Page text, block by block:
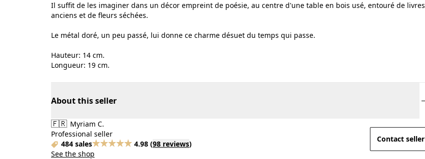
Il suffit de les imaginer dans un décor empreint de poésie, au centre d'une table en bois usé, entouré de livres
anciens et de fleurs séchées.
Le métal doré, un peu passé, lui donne ce charme désuet du temps qui passe.
Hauteur: 14 cm.
Longueur: 19 cm.
About this seller
🇫🇷 Myriam C.
Professional seller
484 sales
4.98 (98 reviews)
See the shop
Contact seller